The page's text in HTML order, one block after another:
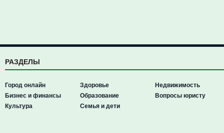
РАЗДЕЛЫ
Город онлайн
Бизнес и финансы
Культура
Здоровье
Образование
Семья и дети
Недвижимость
Вопросы юристу